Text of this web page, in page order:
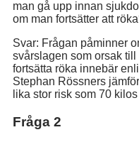
man gå upp innan
om man fortsätter att
Svar: Frågan påminner
svårslagen som orsak
fortsätta röka innebär
Stephan Rössners
lika stor risk som 70
Fråga 2